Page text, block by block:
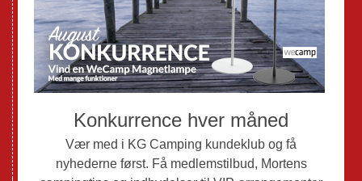
Nye Autocampere og Vans
Brugte Campingvogne
Brugte Autocampere og Vans
Webshop
Mortens Campingtips
KG Camping Kundeklub
Nyheder